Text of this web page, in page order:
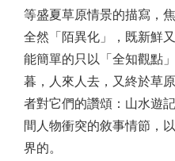
等盛夏草原情景的描寫，
全然「陌異化」，既新鮮
能簡單的只以「全知觀點
暮，人來人去，又終於草
者對它們的讚頌：山水遊
間人物衝突的敘事情節，
界的。